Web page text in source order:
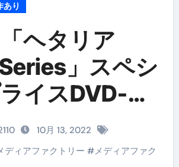
あり
ヘタリア
」スペシ
イスDVD-
10月 13, 2022
ディアファクトリー #メディアファク